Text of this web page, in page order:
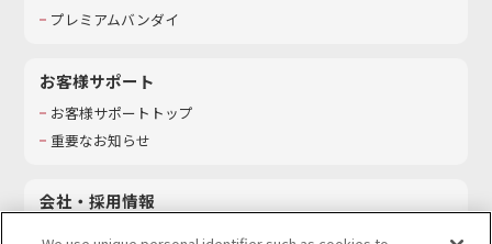
プレミアムバンダイ
お客様サポート
お客様サポートトップ
重要なお知らせ
会社・採用情報